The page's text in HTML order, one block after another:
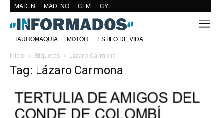
MAD. N MAD. NO CLM CYL
TAUROMAQUIA MOTOR
ESTILO DE VIDA
Inicio
Etiquetas Lázaro Carmona
Tag: Lázaro Carmona